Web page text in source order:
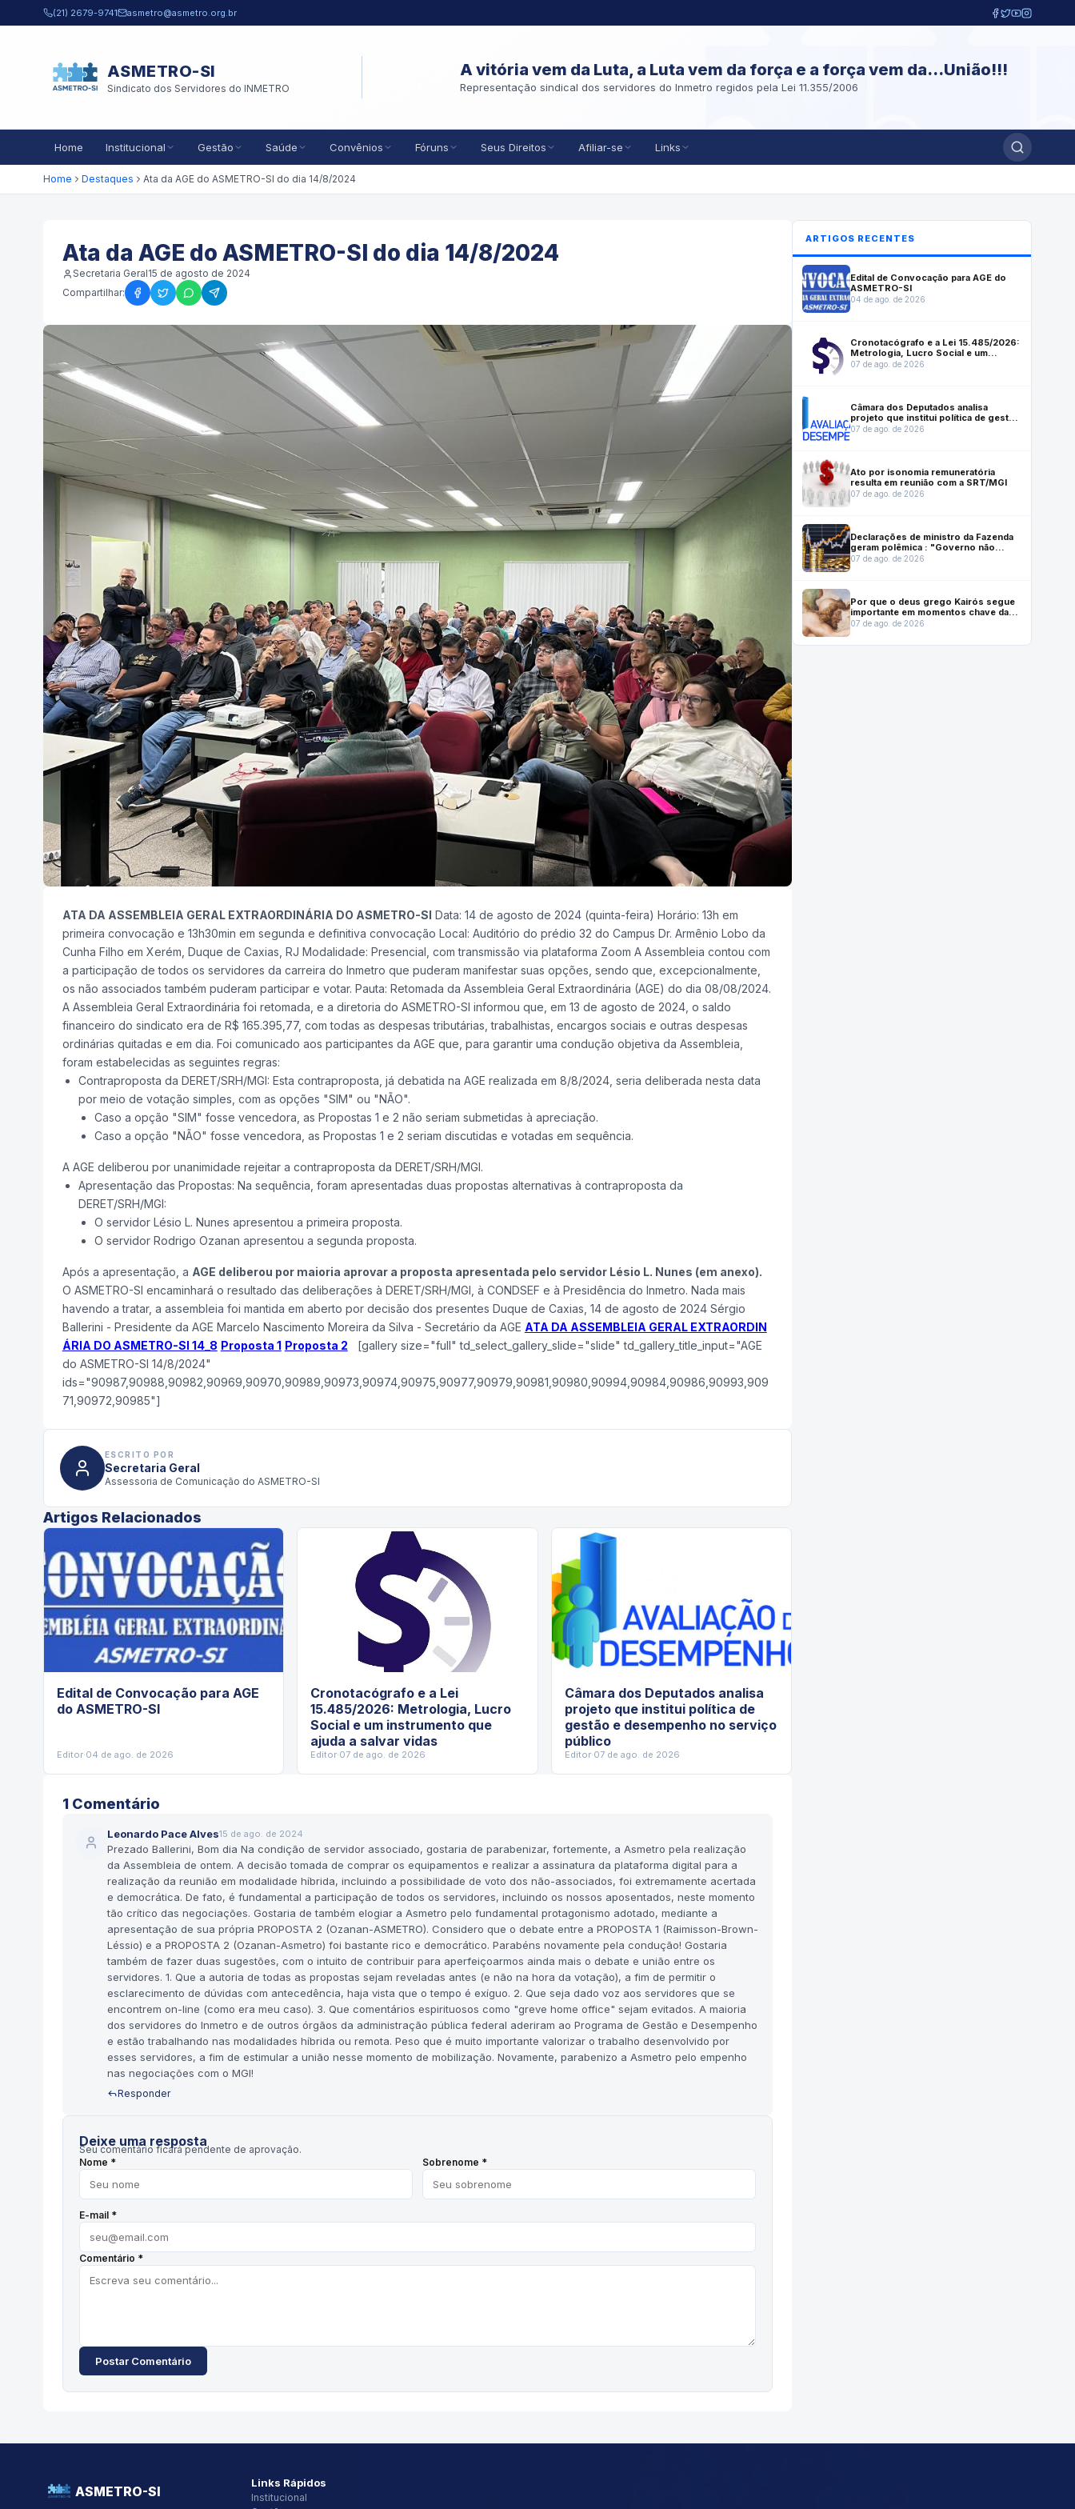
Pular para o conteúdo principal
(21) 2679-9741 asmetro@asmetro.org.br
ASMETRO-SI
Sindicato dos Servidores do INMETRO
A vitória vem da Luta, a Luta vem da força e a força vem da...União!!!
Representação sindical dos servidores do Inmetro regidos pela Lei 11.355/2006
Home Institucional Gestão Saúde Convênios Fóruns Seus Direitos Afiliar-se Links
Home Destaques Ata da AGE do ASMETRO-SI do dia 14/8/2024
Ata da AGE do ASMETRO-SI do dia 14/8/2024
Secretaria Geral15 de agosto de 2024
Compartilhar:
ATA DA ASSEMBLEIA GERAL EXTRAORDINÁRIA DO ASMETRO-SI Data: 14 de agosto de 2024 (quinta-feira) Horário: 13h em
primeira convocação e 13h30min em segunda e definitiva convocação Local: Auditório do prédio 32 do Campus Dr. Armênio Lobo da
Cunha Filho em Xerém, Duque de Caxias, RJ Modalidade: Presencial, com transmissão via plataforma Zoom A Assembleia contou com
a participação de todos os servidores da carreira do Inmetro que puderam manifestar suas opções, sendo que, excepcionalmente,
os não associados também puderam participar e votar. Pauta: Retomada da Assembleia Geral Extraordinária (AGE) do dia 08/08/2024.
A Assembleia Geral Extraordinária foi retomada, e a diretoria do ASMETRO-SI informou que, em 13 de agosto de 2024, o saldo
financeiro do sindicato era de R$ 165.395,77, com todas as despesas tributárias, trabalhistas, encargos sociais e outras despesas
ordinárias quitadas e em dia. Foi comunicado aos participantes da AGE que, para garantir uma condução objetiva da Assembleia,
foram estabelecidas as seguintes regras:
Contraproposta da DERET/SRH/MGI: Esta contraproposta, já debatida na AGE realizada em 8/8/2024, seria deliberada nesta data
por meio de votação simples, com as opções "SIM" ou "NÃO".
Caso a opção "SIM" fosse vencedora, as Propostas 1 e 2 não seriam submetidas à apreciação.
Caso a opção "NÃO" fosse vencedora, as Propostas 1 e 2 seriam discutidas e votadas em sequência.
A AGE deliberou por unanimidade rejeitar a contraproposta da DERET/SRH/MGI.
Apresentação das Propostas: Na sequência, foram apresentadas duas propostas alternativas à contraproposta da
DERET/SRH/MGI:
O servidor Lésio L. Nunes apresentou a primeira proposta.
O servidor Rodrigo Ozanan apresentou a segunda proposta.
Após a apresentação, a AGE deliberou por maioria aprovar a proposta apresentada pelo servidor Lésio L. Nunes (em anexo).
O ASMETRO-SI encaminhará o resultado das deliberações à DERET/SRH/MGI, à CONDSEF e à Presidência do Inmetro. Nada mais
havendo a tratar, a assembleia foi mantida em aberto por decisão dos presentes Duque de Caxias, 14 de agosto de 2024 Sérgio
Ballerini - Presidente da AGE Marcelo Nascimento Moreira da Silva - Secretário da AGE ATA DA ASSEMBLEIA GERAL EXTRAORDIN
ÁRIA DO ASMETRO-SI 14_8 Proposta 1 Proposta 2 [gallery size="full" td_select_gallery_slide="slide" td_gallery_title_input="AGE
do ASMETRO-SI 14/8/2024"
ids="90987,90988,90982,90969,90970,90989,90973,90974,90975,90977,90979,90981,90980,90994,90984,90986,90993,909
71,90972,90985"]
ESCRITO POR
Secretaria Geral
Assessoria de Comunicação do ASMETRO-SI
Artigos Relacionados
Edital de Convocação para AGE
do ASMETRO-SI
Editor·04 de ago. de 2026
Cronotacógrafo e a Lei
15.485/2026: Metrologia, Lucro
Social e um instrumento que
ajuda a salvar vidas
Editor·07 de ago. de 2026
Câmara dos Deputados analisa
projeto que institui política de
gestão e desempenho no serviço
público
Editor·07 de ago. de 2026
1Comentário
Leonardo Pace Alves15 de ago. de 2024
Prezado Ballerini, Bom dia Na condição de servidor associado, gostaria de parabenizar, fortemente, a Asmetro pela realização
da Assembleia de ontem. A decisão tomada de comprar os equipamentos e realizar a assinatura da plataforma digital para a
realização da reunião em modalidade híbrida, incluindo a possibilidade de voto dos não-associados, foi extremamente acertada
e democrática. De fato, é fundamental a participação de todos os servidores, incluindo os nossos aposentados, neste momento
tão crítico das negociações. Gostaria de também elogiar a Asmetro pelo fundamental protagonismo adotado, mediante a
apresentação de sua própria PROPOSTA 2 (Ozanan-ASMETRO). Considero que o debate entre a PROPOSTA 1 (Raimisson-Brown-
Léssio) e a PROPOSTA 2 (Ozanan-Asmetro) foi bastante rico e democrático. Parabéns novamente pela condução! Gostaria
também de fazer duas sugestões, com o intuito de contribuir para aperfeiçoarmos ainda mais o debate e união entre os
servidores. 1. Que a autoria de todas as propostas sejam reveladas antes (e não na hora da votação), a fim de permitir o
esclarecimento de dúvidas com antecedência, haja vista que o tempo é exíguo. 2. Que seja dado voz aos servidores que se
encontrem on-line (como era meu caso). 3. Que comentários espirituosos como "greve home office" sejam evitados. A maioria
dos servidores do Inmetro e de outros órgãos da administração pública federal aderiram ao Programa de Gestão e Desempenho
e estão trabalhando nas modalidades híbrida ou remota. Peso que é muito importante valorizar o trabalho desenvolvido por
esses servidores, a fim de estimular a união nesse momento de mobilização. Novamente, parabenizo a Asmetro pelo empenho
nas negociações com o MGI!
Responder
Deixe uma resposta
Seu comentário ficará pendente de aprovação.
Nome *
Sobrenome *
E-mail *
Comentário *
Postar Comentário
ARTIGOS RECENTES
Edital de Convocação para AGE do
ASMETRO-SI
04 de ago. de 2026
Cronotacógrafo e a Lei 15.485/2026:
Metrologia, Lucro Social e um
instrumento que ajuda a salvar vidas
07 de ago. de 2026
Câmara dos Deputados analisa
projeto que institui política de gestão
e desempenho no serviço público
07 de ago. de 2026
Ato por isonomia remuneratória
resulta em reunião com a SRT/MGI
07 de ago. de 2026
Declarações de ministro da Fazenda
geram polêmica : "Governo não
gasta mais do que arrecada"
07 de ago. de 2026
Por que o deus grego Kairós segue
importante em momentos chave da
vida moderna
07 de ago. de 2026
ASMETRO-SI
Links Rápidos
Institucional